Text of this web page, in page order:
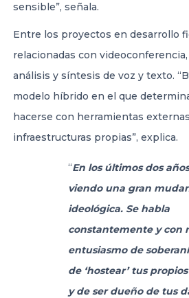
sensible”, señala.
Entre los proyectos en desarrollo
relacionadas con
análisis y síntesis de voz y texto.
modelo híbrido en el que
hacerse con herramientas
infraestructuras propias”, explica.
“En los últimos dos
viendo una gran
ideológica. Se habla
constantemente y con
entusiasmo de
de ‘hostear’ tus
y de ser dueño de tus